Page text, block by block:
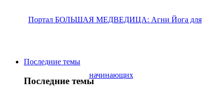
Последние темы
Последние темы